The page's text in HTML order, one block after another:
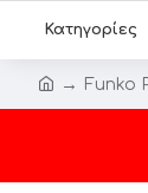
Κατηγορίες
Funko